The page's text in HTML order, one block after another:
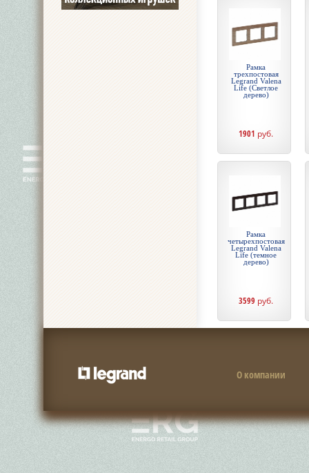
Рамка
трехпостовая
Legrand Valena
Life (Светлое
дерево)
1901 руб.
Рамка
четырехпостовая
Legrand Valena
Life (темное
дерево)
3599 руб.
О компании